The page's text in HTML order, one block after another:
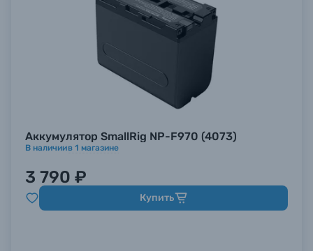
Аккумулятор SmallRig NP-F970 (4073)
В наличиив 1 магазине
3 790 ₽
Купить